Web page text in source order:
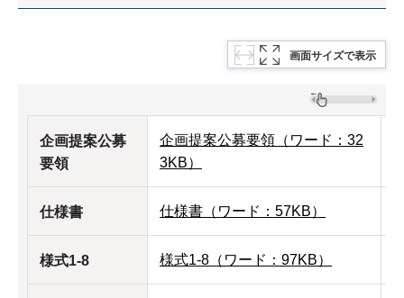
画面サイズで表示
企画提案公募
要領
企画提案公募要領（ワード：32
3KB）
仕様書 仕様書（ワード：57KB）
様式1-8 様式1-8（ワード：97KB）